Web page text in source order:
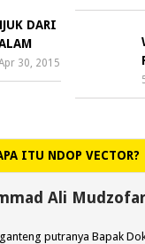
DARI
30, 2015
ITU NDOP VECTOR?
Ali Mudzofar
putranya Bapak